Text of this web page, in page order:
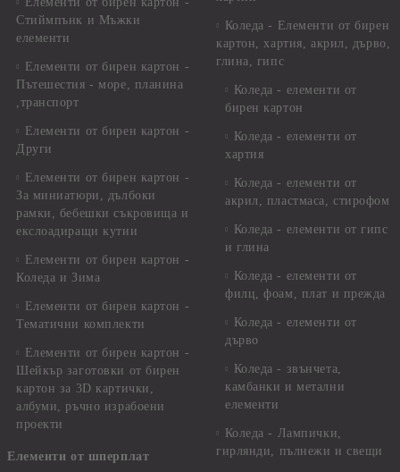
Стиймпънк и Мъжки
елементи
Елементи от бирен картон -
Пътешестия - море, планина
,транспорт
Елементи от бирен картон -
Други
Елементи от бирен картон -
За миниатюри, дълбоки
рамки, бебешки съкровища и
екслоадиращи кутии
Елементи от бирен картон -
Коледа и Зима
Елементи от бирен картон -
Тематични комплекти
Елементи от бирен картон -
Шейкър заготовки от бирен
картон за 3D картички,
албуми, ръчно израбоени
проекти
Елементи от шперплат
Коледа - Eлементи от бирен
картон, хартия, акрил, дърво,
глина, гипс
Коледа - елементи от
бирен картон
Коледа - елементи от
хартия
Коледа - елементи от
акрил, пластмаса, стирофом
Коледа - елементи от гипс
и глина
Коледа - елементи от
филц, фоам, плат и прежда
Коледа - елементи от
дърво
Коледа - звънчета,
камбанки и метални
елементи
Коледа - Лампички,
гирлянди, пълнежи и свещи